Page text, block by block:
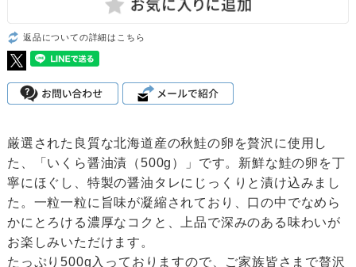
返品についての詳細はこちら
厳選された良質な北海道産の秋鮭の卵を贅沢に使用し
た、「いくら醤油漬（500g）」です。新鮮な鮭の卵を丁
寧にほぐし、特製の醤油タレにじっくりと漬け込みまし
た。一粒一粒に旨味が凝縮されており、口の中でなめら
かにとろける濃厚なコクと、上品で深みのある味わいが
お楽しみいただけます。
たっぷり500g入っておりますので、ご家族皆さまで贅沢